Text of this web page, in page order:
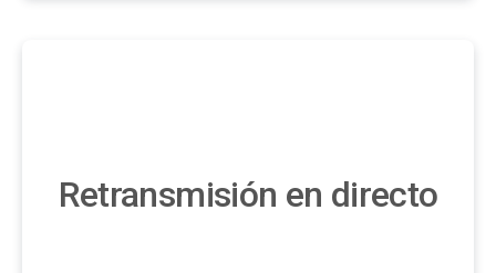
Retransmisión en directo